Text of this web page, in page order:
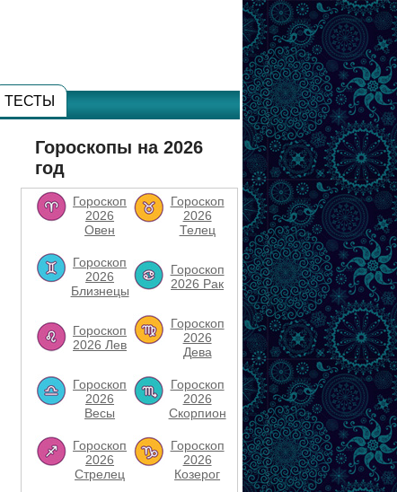
ТЕСТЫ
Гороскопы на 2026
год
Гороскоп
2026
Овен
Гороскоп
2026
Телец
Гороскоп
2026
Близнецы
Гороскоп
2026 Рак
Гороскоп
2026 Лев
Гороскоп
2026
Дева
Гороскоп
2026
Весы
Гороскоп
2026
Скорпион
Гороскоп
2026
Стрелец
Гороскоп
2026
Козерог